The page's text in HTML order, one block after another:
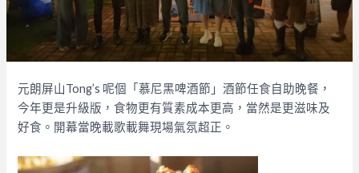
元朗屏山Tong’s 呢個「慕尼黑啤酒節」酒節任食自助晚餐，
今年更是升級版，食物更有質素成本更高，當然是更滋味及
好食。開幕當晚載歌載舞現場氣氛超正。